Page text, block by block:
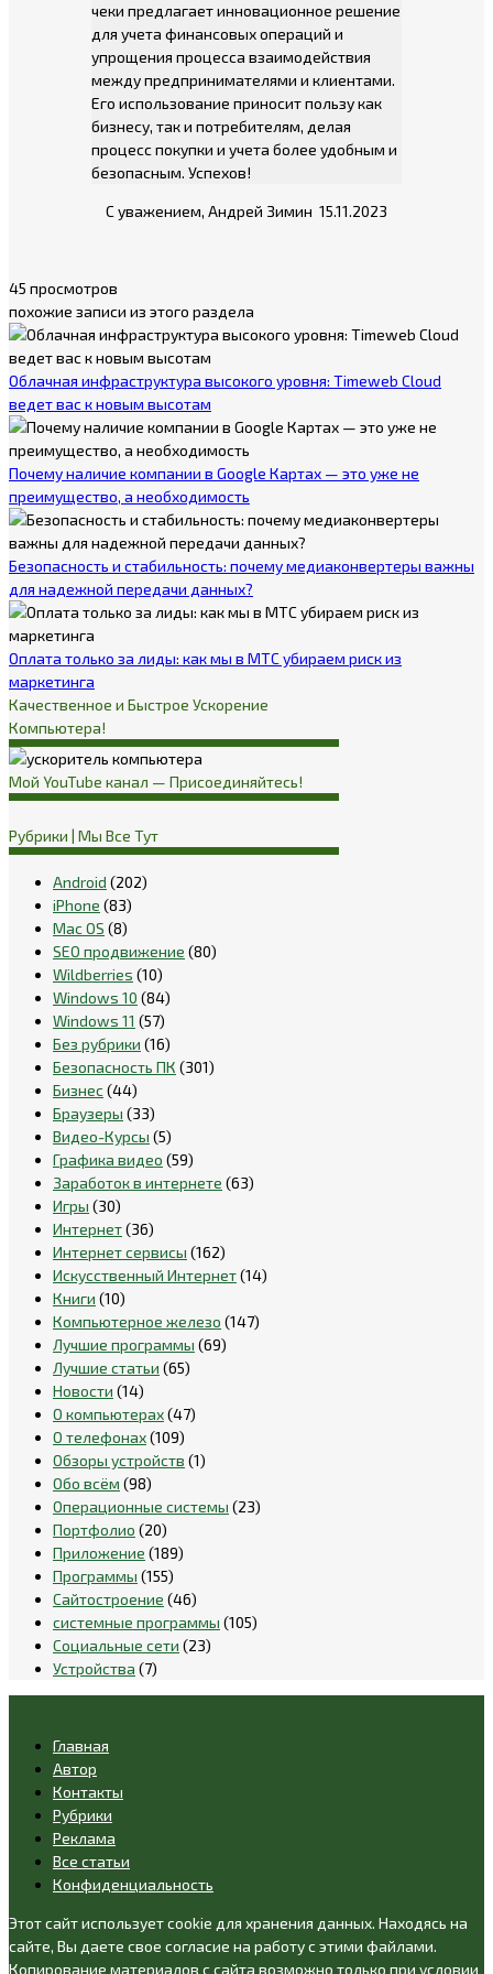
чеки предлагает инновационное решение
для учета финансовых операций и
упрощения процесса взаимодействия
между предпринимателями и клиентами.
Его использование приносит пользу как
бизнесу, так и потребителям, делая
процесс покупки и учета более удобным и
безопасным. Успехов!
С уважением, Андрей Зимин 15.11.2023
45 просмотров
похожие записи из этого раздела
Облачная инфраструктура высокого уровня: Timeweb Cloud
ведет вас к новым высотам
Почему наличие компании в Google Картах — это уже не
преимущество, а необходимость
Безопасность и стабильность: почему медиаконвертеры важны
для надежной передачи данных?
Оплата только за лиды: как мы в МТС убираем риск из
маркетинга
Качественное и Быстрое Ускорение
Компьютера!
Мой YouTube канал — Присоединяйтесь!
Рубрики | Мы Все Тут
Android (202)
iPhone (83)
Mac OS (8)
SEO продвижение (80)
Wildberries (10)
Windows 10 (84)
Windows 11 (57)
Без рубрики (16)
Безопасность ПК (301)
Бизнес (44)
Браузеры (33)
Видео-Курсы (5)
Графика видео (59)
Заработок в интернете (63)
Игры (30)
Интернет(36)
Интернет сервисы (162)
Искусственный Интернет(14)
Книги (10)
Компьютерное железо (147)
Лучшие программы (69)
Лучшие статьи (65)
Новости (14)
О компьютерах(47)
О телефонах(109)
Обзоры устройств (1)
Обо всём (98)
Операционные системы (23)
Портфолио (20)
Приложение (189)
Программы (155)
Сайтостроение (46)
системные программы (105)
Социальные сети (23)
Устройства (7)
Главная
Автор
Контакты
Рубрики
Реклама
Все статьи
Конфиденциальность
Этот сайт использует cookie для хранения данных. Находясь на
сайте, Вы даете свое согласие на работу с этими файлами.
Копирование материалов с сайта возможно только при условии